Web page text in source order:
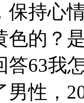
保持心
色的？
答63我
男性，